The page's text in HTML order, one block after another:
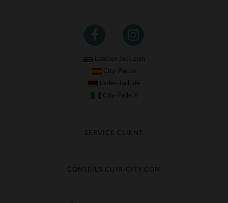
Leather-Jack.com
City-Piel.es
Leder-Jack.de
City-Pelle.it
SERVICE CLIENT
Échange & Remboursement
CONSEILS CUIR-CITY.COM